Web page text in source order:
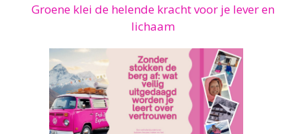
Groene klei de helende kracht voor je lever en
lichaam